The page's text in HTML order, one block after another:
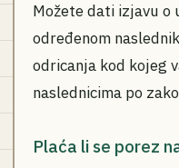
Možete dati izjavu o
određenom
odricanja kod kojeg
naslednicima po
Plaća li se porez